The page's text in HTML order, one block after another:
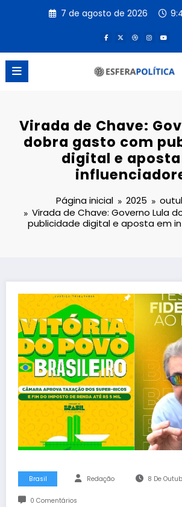
7 de agosto de 2026
Virada de Chave:
dobra gasto com
digital e
Página inicial 2025
Virada de Chave: Governo Lula
publicidade digital e aposta em
Brasil Redação 8 De
0 Comentários